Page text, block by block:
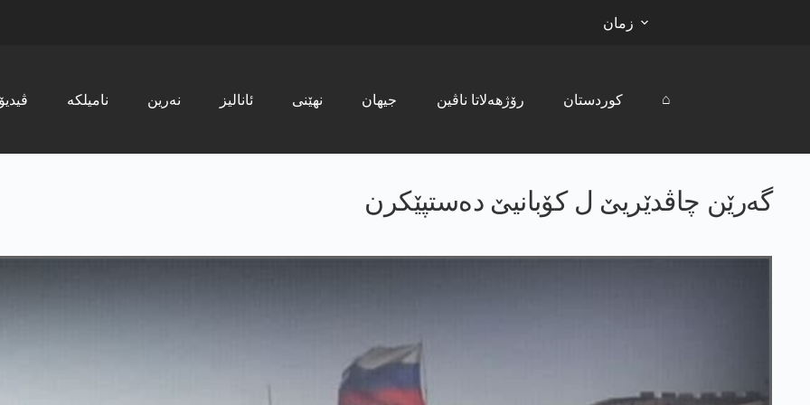
زمان
ڤیدیۆ نامیلکە نەرین ئانالیز نھێنی جیھان رۆژھەلاتا ناڤین کوردستان ⌂
گەرێن چاڤدێریێ ل کۆبانیێ دەستپێکرن